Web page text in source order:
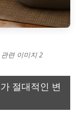
련 이미지 2
절대적인 변